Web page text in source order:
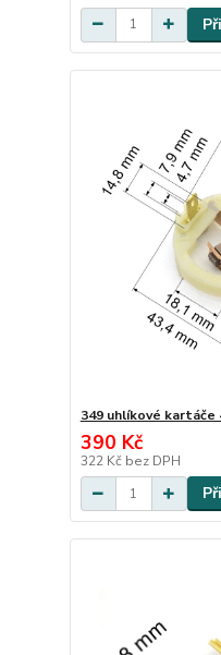
349 uhlíkové kartáče
390 Kč
322 Kč bez DPH